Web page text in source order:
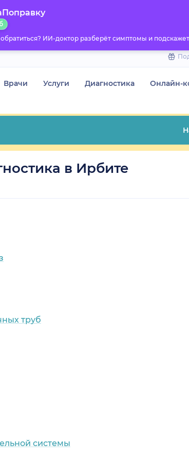
ИИ-доктор разберёт симптомы и
Врачи Услуги Диагностика Онлайн-
в Ирбите
труб
системы